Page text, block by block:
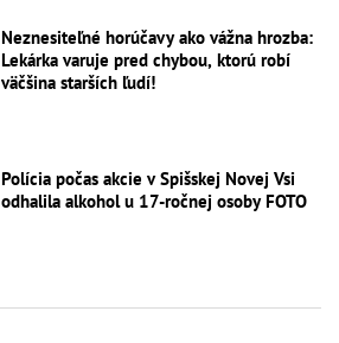
Neznesiteľné horúčavy ako vážna hrozba:
Lekárka varuje pred chybou, ktorú robí
väčšina starších ľudí!
Polícia počas akcie v Spišskej Novej Vsi
odhalila alkohol u 17-ročnej osoby FOTO